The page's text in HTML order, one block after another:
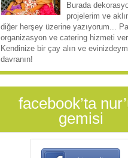
Burada
projelerim ve
diğer herşey üzerine yazıyorum...
organizasyon ve catering hizmeti
Kendinize bir çay alın ve
davranın!
facebook’ta
gemisi